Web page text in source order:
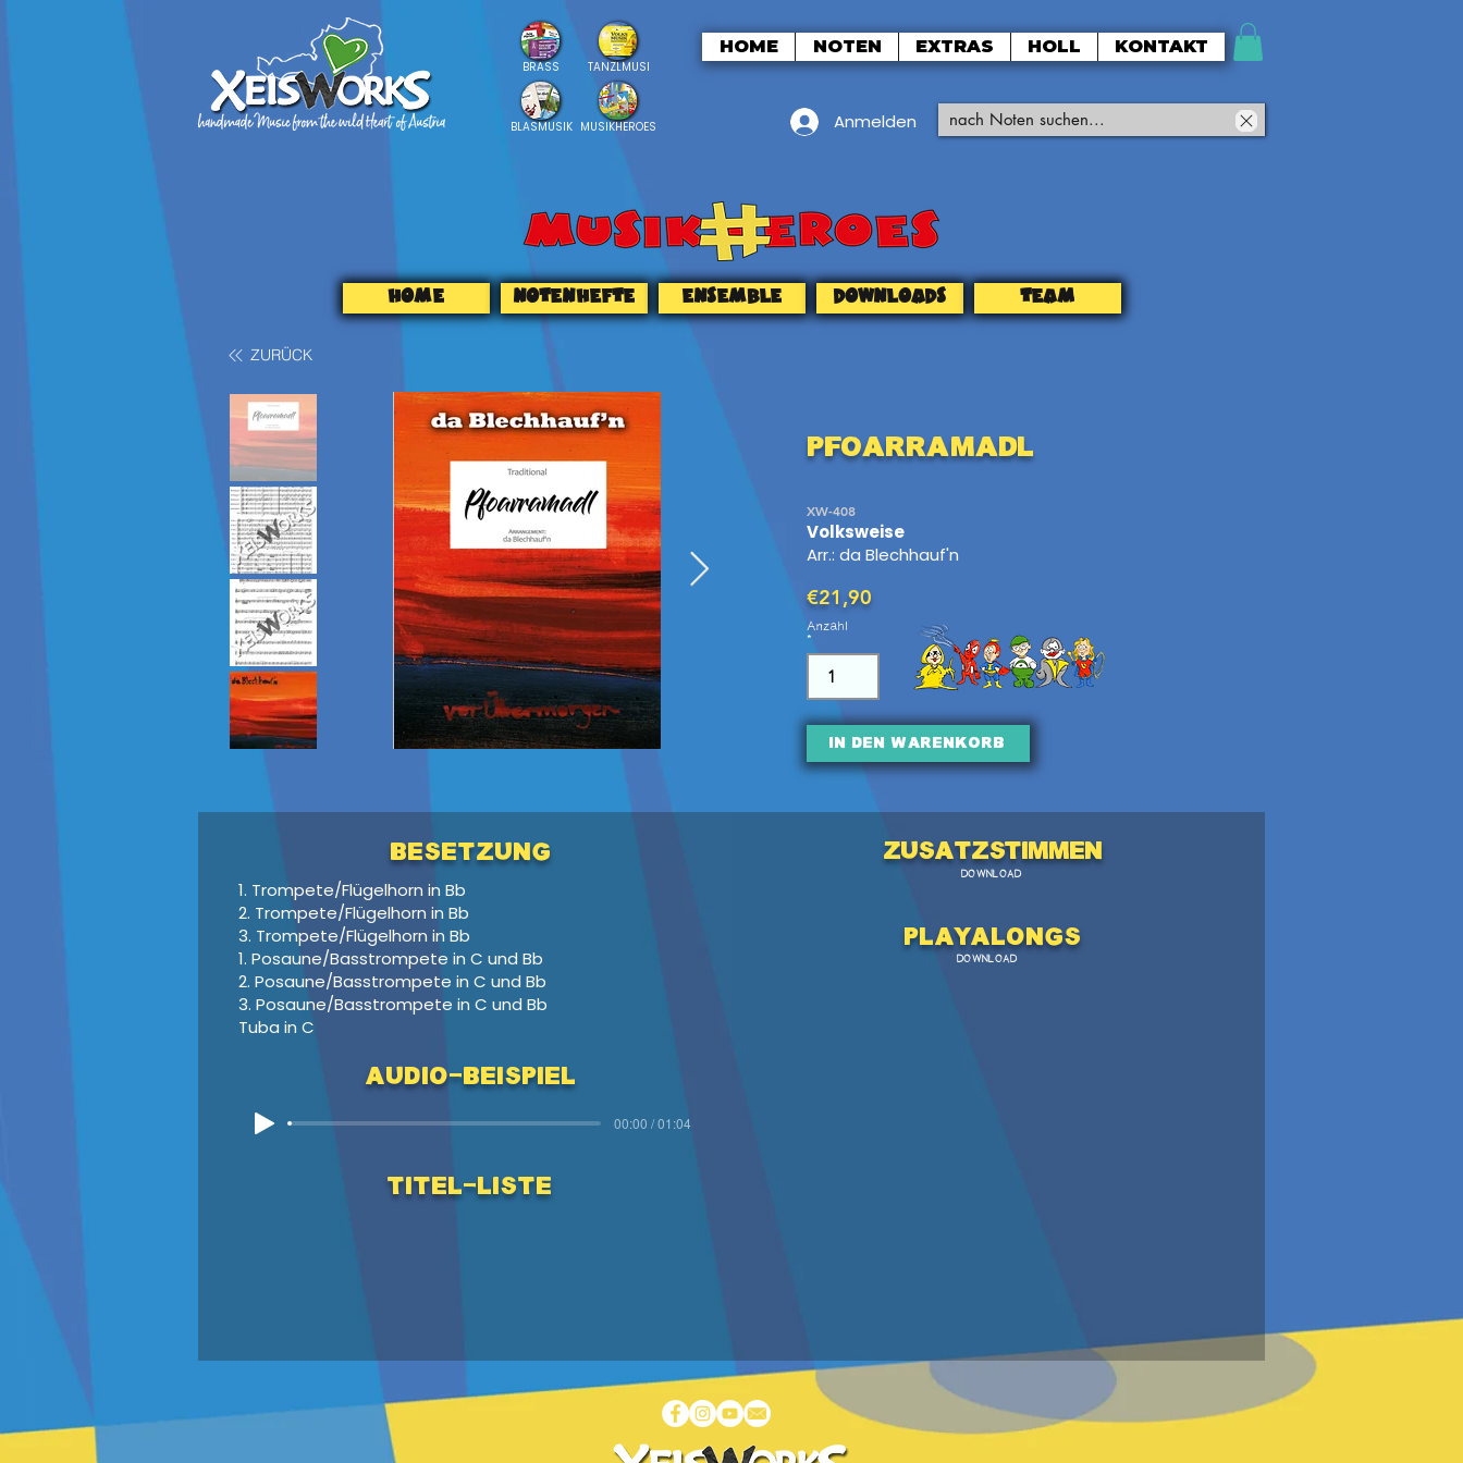
BRASS
BLASMUSIK
TANZLMUSI
MUSIKHEROES
HOME NOTEN EXTRAS HOLL KONTAKT
Anmelden
HOME NOTENHEFTE ENSEMBLE DOWNLOADS TEAM
ZURÜCK
Pfoarramadl
XW-408
Volksweise
Arr.: da Blechhauf'n
€21,90
Anzahl
In den Warenkorb
Besetzung
1. Trompete/Flügelhorn in Bb
2. Trompete/Flügelhorn in Bb
3. Trompete/Flügelhorn in Bb
1. Posaune/Basstrompete in C und Bb
2. Posaune/Basstrompete in C und Bb
3. Posaune/Basstrompete in C und Bb
Tuba in C
Audio-Beispiel
00:00 / 01:04
Titel-Liste
Zusatzstimmen
DOWNLOAD
PlayAlongs
DOWNLOAD